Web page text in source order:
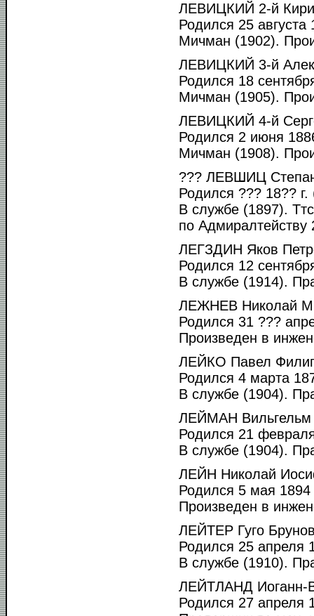
ЛЕВИЦКИЙ 2-й
Родился 25 августа
Мичман (1902).
ЛЕВИЦКИЙ 3-й
Родился 18
Мичман (1905).
ЛЕВИЦКИЙ 4-й
Родился 2 июня
Мичман (1908).
??? ЛЕВШИЦ
Родился ??? 18?? г.
В службе (1897).
по Адмиралтейству
ЛЕГЗДИН Яков
Родился 12
В службе (1914).
ЛЕЖНЕВ Николай
Родился 31 ???
Произведен в
ЛЕЙКО Павел
Родился 4 марта
В службе (1904).
ЛЕЙМАН Вильгельм
Родился 21
В службе (1904).
ЛЕЙН Николай
Родился 5 мая 1894
Произведен в
ЛЕЙТЕР Гуго
Родился 25 апреля
В службе (1910).
ЛЕЙТЛАНД Иоганн-
Родился 27 апреля